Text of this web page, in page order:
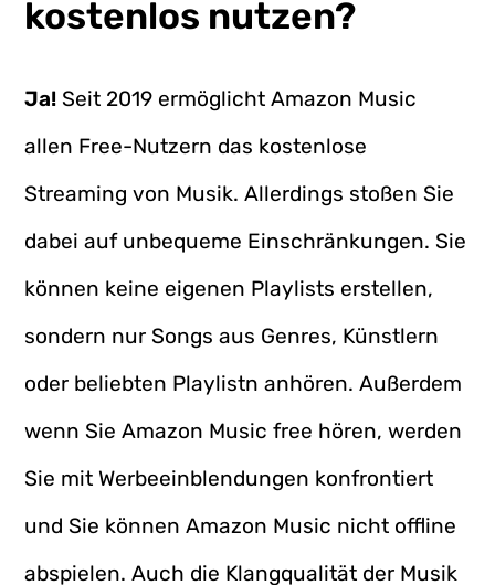
kostenlos nutzen?
Ja! Seit 2019 ermöglicht Amazon Music
allen Free-Nutzern das kostenlose
Streaming von Musik. Allerdings stoßen Sie
dabei auf unbequeme Einschränkungen. Sie
können keine eigenen Playlists erstellen,
sondern nur Songs aus Genres, Künstlern
oder beliebten Playlistn anhören. Außerdem
wenn Sie Amazon Music free hören, werden
Sie mit Werbeeinblendungen konfrontiert
und Sie können Amazon Music nicht offline
abspielen. Auch die Klangqualität der Musik